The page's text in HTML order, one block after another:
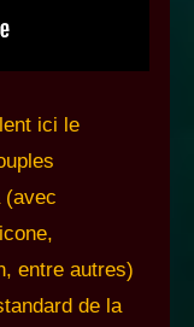
ici le
(avec
entre autres)
de la